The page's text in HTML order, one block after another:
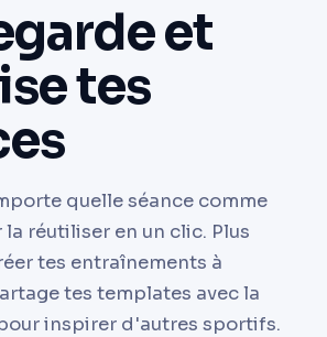
et
tes
quelle séance comme
réutiliser en un clic. Plus
tes entraînements à
tes templates avec la
inspirer d'autres sportifs.